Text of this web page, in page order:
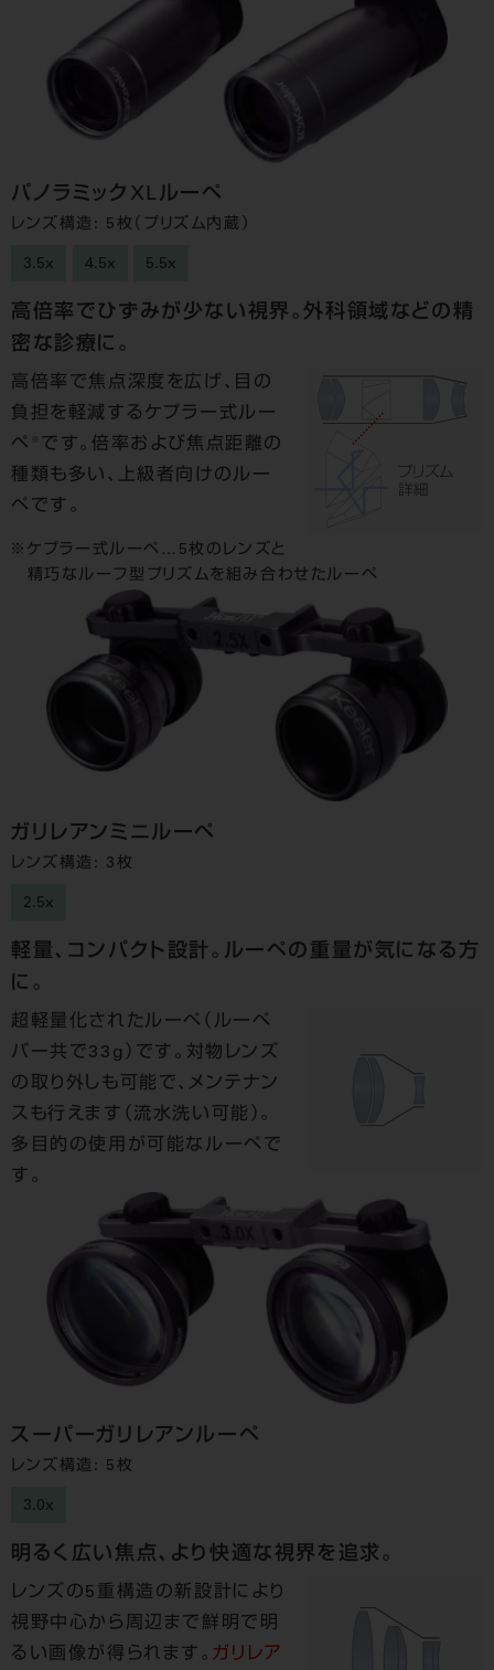
パノラミックXLルーペ
レンズ構造: 5枚（プリズム内蔵）
3.5x 4.5x 5.5x
高倍率でひずみが少ない視界。外科領域などの精
密な診療に。
高倍率で焦点深度を広げ、目の
負担を軽減するケプラー式ルー
ペ
です。倍率および焦点距離の
種類も多い、上級者向けのルー
ペです。
ケプラー式ルーペ…5枚のレンズと
精巧なルーフ型プリズムを組み合わせたルーペ
ガリレアンミニルーペ
レンズ構造: 3枚
2.5x
軽量、コンパクト設計。ルーペの重量が気になる方
に。
超軽量化されたルーペ（ルーペ
バー共で33g）です。対物レンズ
の取り外しも可能で、メンテナン
スも行えます（流水洗い可能）。
多目的の使用が可能なルーペで
す。
スーパーガリレアンルーペ
レンズ構造: 5枚
3.0x
明るく広い焦点、より快適な視界を追求。
レンズの5重構造の新設計により
視野中心から周辺まで鮮明で明
るい画像が得られます。 ガリレア